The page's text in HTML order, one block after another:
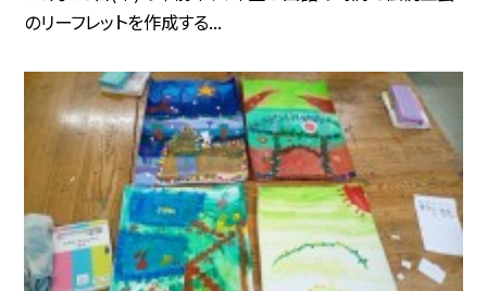
のリーフレットを作成する...